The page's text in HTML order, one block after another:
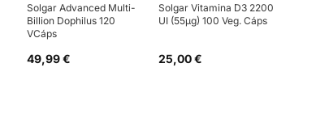
Solgar Advanced Multi-
Billion Dophilus 120
VCáps
49,99 €
Solgar Vitamina D3 2200
UI (55µg) 100 Veg. Cáps
25,00 €